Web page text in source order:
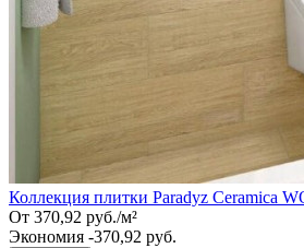
Коллекция плитки Paradyz Ceramica
От 370,92 руб./м²
Экономия -370,92 руб.